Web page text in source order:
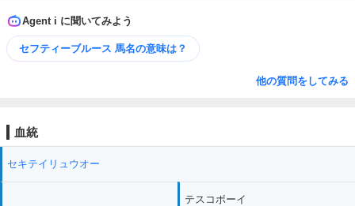
Agent i に聞いてみよう
セフティーブルース 馬名の意味は？
他の質問をしてみる
血統
セキテイリュウオー
テスコボーイ